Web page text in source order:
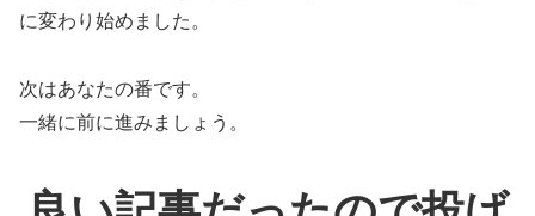
に変わり始めました。
次はあなたの番です。
一緒に前に進みましょう。